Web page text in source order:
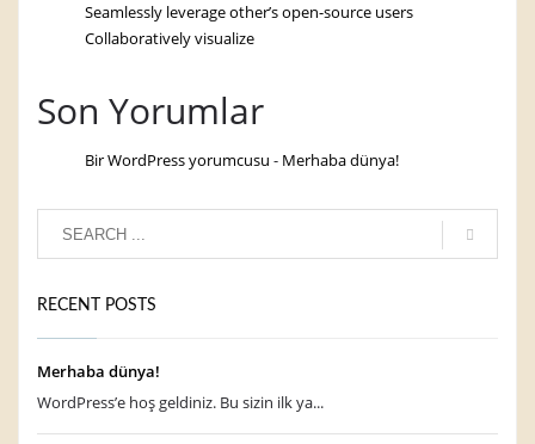
Seamlessly leverage other’s open-source users
Collaboratively visualize
Son Yorumlar
Bir WordPress yorumcusu - Merhaba dünya!
RECENT POSTS
Merhaba dünya!
WordPress’e hoş geldiniz. Bu sizin ilk ya...